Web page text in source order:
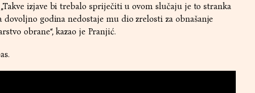
izjave bi trebalo spriječiti u ovom slučaju je to stranka
dovoljno godina nedostaje mu dio zrelosti za obnašanje
obrane“, kazao je Pranjić.